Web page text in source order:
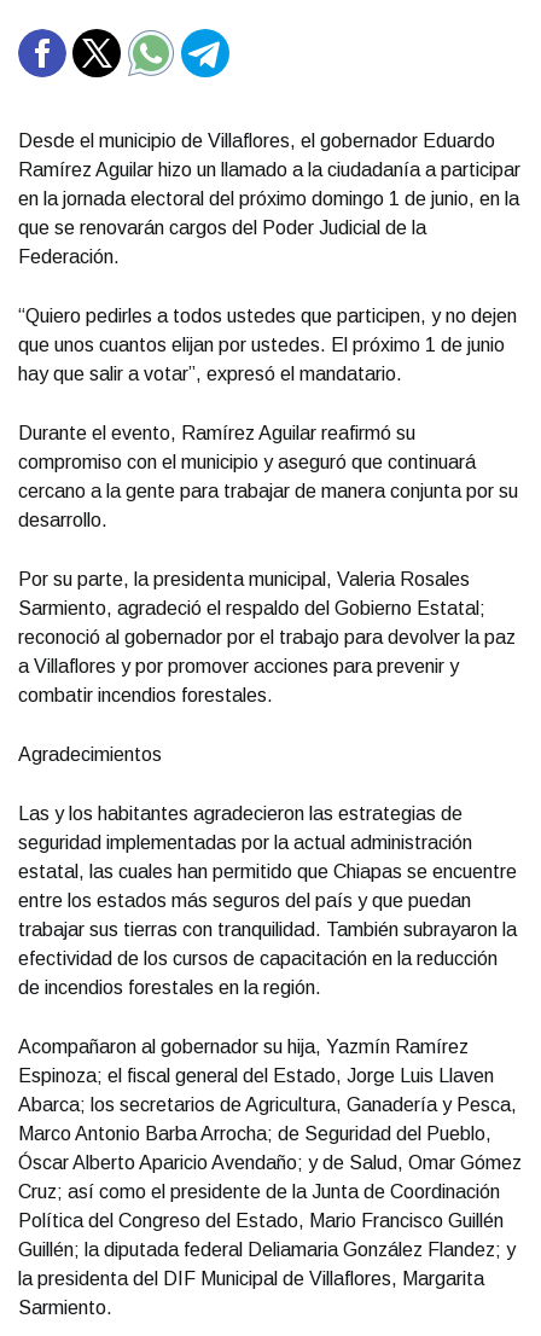
Desde el municipio de Villaflores, el gobernador Eduardo
Ramírez Aguilar hizo un llamado a la ciudadanía a participar
en la jornada electoral del próximo domingo 1 de junio, en la
que se renovarán cargos del Poder Judicial de la
Federación.
“Quiero pedirles a todos ustedes que participen, y no dejen
que unos cuantos elijan por ustedes. El próximo 1 de junio
hay que salir a votar”, expresó el mandatario.
Durante el evento, Ramírez Aguilar reafirmó su
compromiso con el municipio y aseguró que continuará
cercano a la gente para trabajar de manera conjunta por su
desarrollo.
Por su parte, la presidenta municipal, Valeria Rosales
Sarmiento, agradeció el respaldo del Gobierno Estatal;
reconoció al gobernador por el trabajo para devolver la paz
a Villaflores y por promover acciones para prevenir y
combatir incendios forestales.
Agradecimientos
Las y los habitantes agradecieron las estrategias de
seguridad implementadas por la actual administración
estatal, las cuales han permitido que Chiapas se encuentre
entre los estados más seguros del país y que puedan
trabajar sus tierras con tranquilidad. También subrayaron la
efectividad de los cursos de capacitación en la reducción
de incendios forestales en la región.
Acompañaron al gobernador su hija, Yazmín Ramírez
Espinoza; el fiscal general del Estado, Jorge Luis Llaven
Abarca; los secretarios de Agricultura, Ganadería y Pesca,
Marco Antonio Barba Arrocha; de Seguridad del Pueblo,
Óscar Alberto Aparicio Avendaño; y de Salud, Omar Gómez
Cruz; así como el presidente de la Junta de Coordinación
Política del Congreso del Estado, Mario Francisco Guillén
Guillén; la diputada federal Deliamaria González Flandez; y
la presidenta del DIF Municipal de Villaflores, Margarita
Sarmiento.